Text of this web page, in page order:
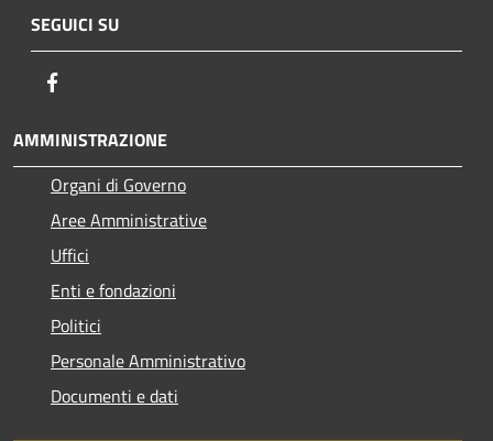
SEGUICI SU
AMMINISTRAZIONE
Organi di Governo
Aree Amministrative
Uffici
Enti e fondazioni
Politici
Personale Amministrativo
Documenti e dati